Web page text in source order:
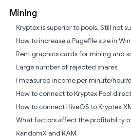
Mining
Kryptex is superior to pools. Still not
How to increase a Pagefile size in
Rent graphics cards for mining and
Large number of rejected shares
I measured income per minute/
How to connect to Kryptex Pool
How to connect HiveOS to Kryptex
What factors affect the profitability
RandomX and RAM